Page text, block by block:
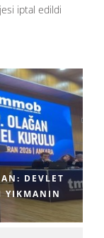
iptal edildi
DEVLET
YIKMANIN